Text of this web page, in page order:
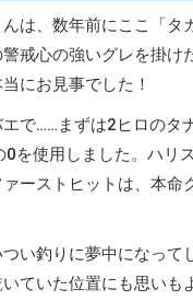
は、数年前にここ「
戒心の強いグレを掛け
にお見事でした！
で……まずは2ヒロのタ
0を使用しました。ハリ
ーストヒットは、本
い釣りに夢中になっ
ていた位置にも思い